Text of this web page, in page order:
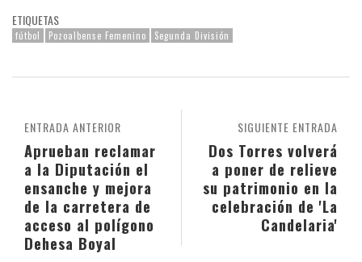
ETIQUETAS
fútbol Pozoalbense Femenino Segunda División
SIGUIENTE ENTRADA
Dos Torres volverá
a poner de relieve
su patrimonio en la
celebración de 'La
Candelaria'
ENTRADA ANTERIOR
Aprueban reclamar
a la Diputación el
ensanche y mejora
de la carretera de
acceso al polígono
Dehesa Boyal